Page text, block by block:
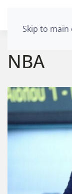
Skip to
ΝΒΑ